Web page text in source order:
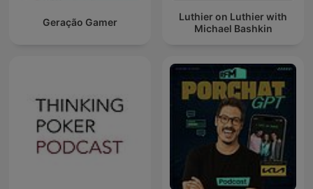
Geração Gamer
Luthier on Luthier with
Michael Bashkin